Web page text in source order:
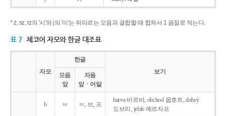
* ż, sz, rz의 '시'와 j의 '이'는 뒤따르는 모음과 결합할 때 합쳐서 1 음절로 적는다.
표 7 체코어 자모와 한글 대조표
자모
한글
보기
모음
앞
자음
앞ㆍ어말
b ㅂ ㅂ, 브, 프
barva 바르바, obchod 옵호트, dobrý
도브리, jeřab 예르자프